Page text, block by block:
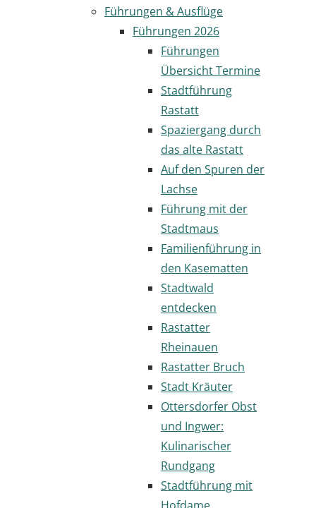
Führungen & Ausflüge
Führungen 2026
Führungen
Übersicht Termine
Stadtführung
Rastatt
Spaziergang durch
das alte Rastatt
Auf den Spuren der
Lachse
Führung mit der
Stadtmaus
Familienführung in
den Kasematten
Stadtwald
entdecken
Rastatter
Rheinauen
Rastatter Bruch
Stadt Kräuter
Ottersdorfer Obst
und Ingwer:
Kulinarischer
Rundgang
Stadtführung mit